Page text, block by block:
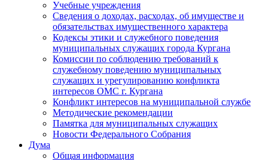
Учебные учреждения
Сведения о доходах, расходах, об имуществе и
обязательствах имущественного характера
Кодексы этики и служебного поведения
муниципальных служащих города Кургана
Комиссии по соблюдению требований к
служебному поведению муниципальных
служащих и урегулированию конфликта
интересов ОМС г. Кургана
Конфликт интересов на муниципальной службе
Методические рекомендации
Памятка для муниципальных служащих
Новости Федерального Cобрания
Дума
Общая информация